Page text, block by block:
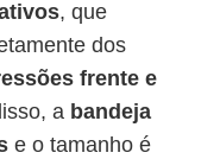
, que
dos
frente e
a bandeja
e o tamanho é